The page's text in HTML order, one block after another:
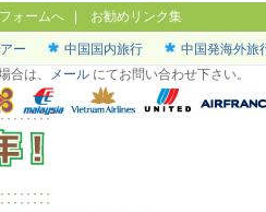
ォームへ お勧めリンク集
ー 中国国内旅行
中国発海外旅
合は、
メールにてお問い合わせ下さい。